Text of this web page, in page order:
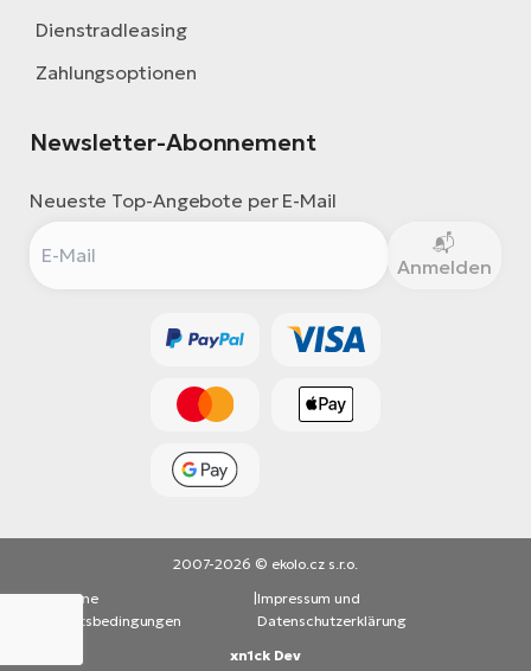
Dienstradleasing
Zahlungsoptionen
Newsletter-Abonnement
Neueste Top-Angebote per E-Mail
Anmelden
2007-2026 © ekolo.cz s.r.o.
Allgemeine
Geschäftsbedingungen
Impressum und
Datenschutzerklärung
xn1ck Dev